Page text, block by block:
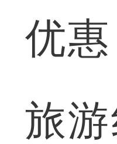
优
旅